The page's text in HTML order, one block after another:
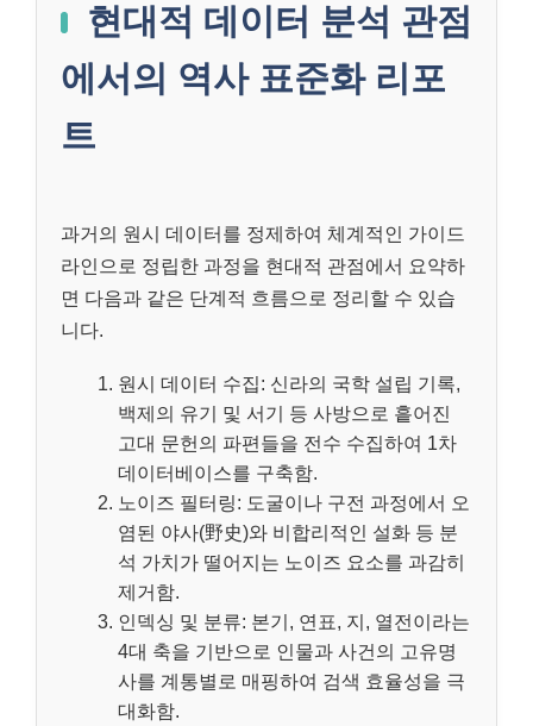
현대적 데이터 분석 관점
에서의 역사 표준화 리포
트
과거의 원시 데이터를 정제하여 체계적인 가이드
라인으로 정립한 과정을 현대적 관점에서 요약하
면 다음과 같은 단계적 흐름으로 정리할 수 있습
니다.
원시 데이터 수집: 신라의 국학 설립 기록,
백제의 유기 및 서기 등 사방으로 흩어진
고대 문헌의 파편들을 전수 수집하여 1차
데이터베이스를 구축함.
노이즈 필터링: 도굴이나 구전 과정에서 오
염된 야사(野史)와 비합리적인 설화 등 분
석 가치가 떨어지는 노이즈 요소를 과감히
제거함.
인덱싱 및 분류: 본기, 연표, 지, 열전이라는
4대 축을 기반으로 인물과 사건의 고유명
사를 계통별로 매핑하여 검색 효율성을 극
대화함.